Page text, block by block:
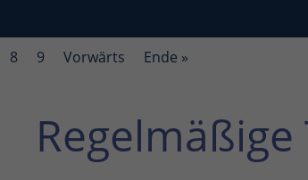
8 9 Vorwärts Ende »